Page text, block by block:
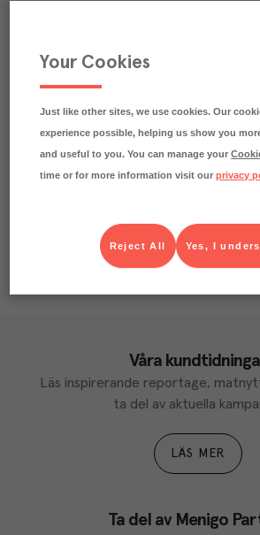
Klimatavtryck
CO₂e/kg
utsläppen av 3 kg koldioxid.
Läs mer om hur vi beräknar
Våra
Läs inspirerande reportage,
ta del av aktuella
LÄS MER
Ta del av Menigo
Your Cookies
Just like other sites, we use cookies. Our
experience possible, helping us show you
and useful to you. You can manage your
time or for more information visit ourprivacy
Yes, I
Reject All